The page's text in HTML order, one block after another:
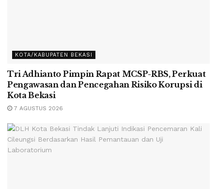
KOTA/KABUPATEN BEKASI
Tri Adhianto Pimpin Rapat MCSP-RBS, Perkuat
Pengawasan dan Pencegahan Risiko Korupsi di
Kota Bekasi
7 AGUSTUS 2026